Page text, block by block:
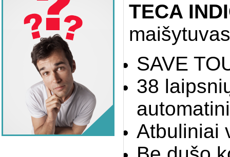
TECA
SAVE
38
Atbuliniai